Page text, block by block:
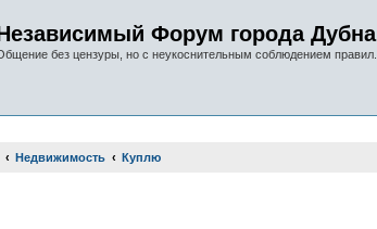
Форум города Дубна
без цензуры, но с неукоснительным соблюдением правил.
Недвижимость
Куплю